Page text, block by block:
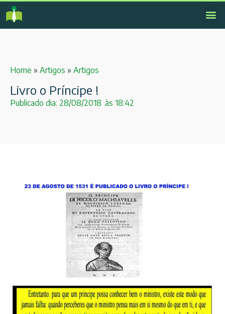
Home » Artigos » Artigos
Livro o Príncipe !
Publicado dia: 28/08/2018 às 18:42